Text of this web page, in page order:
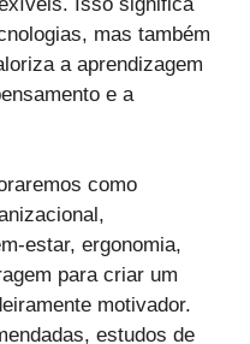
mas também
a aprendizagem
e a
como
estar, ergonomia,
para criar um
motivador.
estudos de